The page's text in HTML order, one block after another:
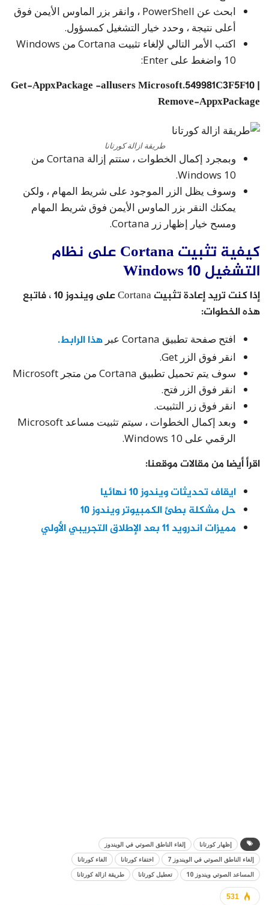
ابحث عن PowerShell ، وانقر بزر الماوس الأيمن فوق
أعلى نتيجة ، وحدد خيار التشغيل كمسؤول.
اكتب الأمر التالي لإلغاء تثبيت Cortana من Windows
10 واضغط على Enter:
Get-AppxPackage -allusers Microsoft.549981C3F5F10 |
Remove-AppxPackage
طريقة ازالة كورتانا
وبمجرد إكمال الخطوات ، ستتم إزالة Cortana من
Windows 10.
وسوف يظل الزر الموجود على شريط المهام ، ولكن
يمكنك النقر بزر الماوس الأيمن فوق شريط المهام
ومسح خيار إظهار زر Cortana.
كيفية تثبيت Cortana على نظام
التشغيل Windows 10
إذا كنت تريد إعادة تثبيت Cortana على ويندوز 10 ، فاتبع
هذه الخطوات:
افتح صفحة تطبيق Cortana عبر هذا الرابط.
انقر فوق الزر Get.
سوف يتم تحميل تطبيق Cortana من متجر Microsoft
انقر فوق الزر فتح.
انقر فوق زر التثبيت.
وبعد إكمال الخطوات ، سيتم تثبيت مساعد Microsoft
الرقمي على Windows 10.
اقرأ أيضا من مقالات موقعنا:
ايقاف تحديثات ويندوز 10 نهائيا
حل مشكلة بطئ الكمبيوتر ويندوز 10
مميزات اندرويد 11 بعد الإطلاق التجريبي الأولي
إظهار كورتانا
إلغاء الناطق الصوتي في الويندوز
إلغاء الناطق الصوتي في الويندوز 7
اختفاء كورتانا
الغاء كورتانا
المساعد الصوتي ويندوز 10
تعطيل كورتانا طريقة ازالة كورتانا
531